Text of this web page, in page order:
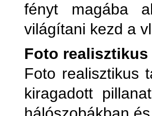
fényt magába
világítani kezd a
Foto realisztikus
Foto realisztikus
kiragadott